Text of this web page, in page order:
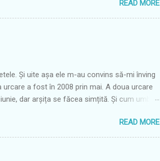
aici. În perioada sa de glorie, în acest sat
Şi totuşi în iulie, mai exact în primul sfârșit
nou tobele și se scot din cufere costumele
le puteți vedea aici sunt comune
READ MORE
Și uite așa ele m-au convins să-mi înving
a fost în 2008 prin mai. A doua urcare
dar arșița se făcea simțită. Și cum umbra
oră și ceva. Pe vremuri drumul acesta prin
Acum tirurile merg pe alt drum mai lin,
și periculoase. Dar acum vara este o
READ MORE